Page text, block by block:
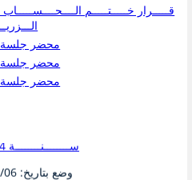
قـــــرار خـــــتـــــم الــــحــــســـــاب
محضر جلسة عمل
محضر جلسة عمل
محضر جلسة عمل
قـــــــرار غـــــلـــــق